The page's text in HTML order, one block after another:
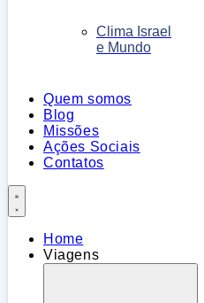
Clima Israel
e Mundo
Quem somos
Blog
Missões
Ações Sociais
Contatos
Home
Viagens